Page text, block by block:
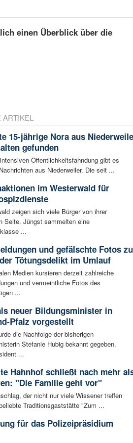
einen Überblick über die
15-jährige Nora aus
gefunden
Öffentlichkeitsfahndung gibt es
aus Niederweiler. Die seit ...
im Westerwald für
zeigen sich viele Bürger von ihrer
Seite. Jüngst sammelten eine
...
und gefälschte Fotos zu
Tötungsdelikt im Umlauf
Medien kursieren derzeit zahlreiche
und vermeintliche Fotos des
...
neuer Bildungsminister in
Pfalz vorgestellt
die Nachfolge der bisherigen
Stefanie Hubig bekannt gegeben.
...
Hahnhof schließt nach mehr
"Die Familie geht vor"
der nicht nur viele Wissener treffen
Traditionsgaststätte "Zum ...
für das Polizeipräsidium